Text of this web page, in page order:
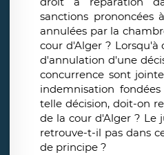
sanctions prononcées
annulées par la
cour d'Alger ? Lorsqu'à
d'annulation d'une
concurrence sont
indemnisation
telle décision, doit-on
de la cour d'Alger ? Le
retrouve-t-il pas dans
de principe ?